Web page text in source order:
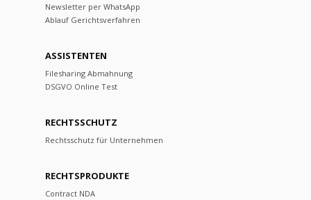
Newsletter per WhatsApp
Ablauf Gerichtsverfahren
ASSISTENTEN
Filesharing Abmahnung
DSGVO Online Test
RECHTSSCHUTZ
Rechtsschutz für Unternehmen
RECHTSPRODUKTE
Contract NDA